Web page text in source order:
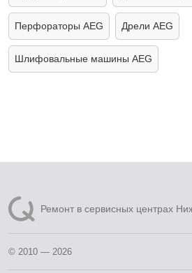
Перфораторы AEG Дрели AEG
Шлифовальные машины AEG
Ремонт в сервисных центрах
© 2010 — 2026